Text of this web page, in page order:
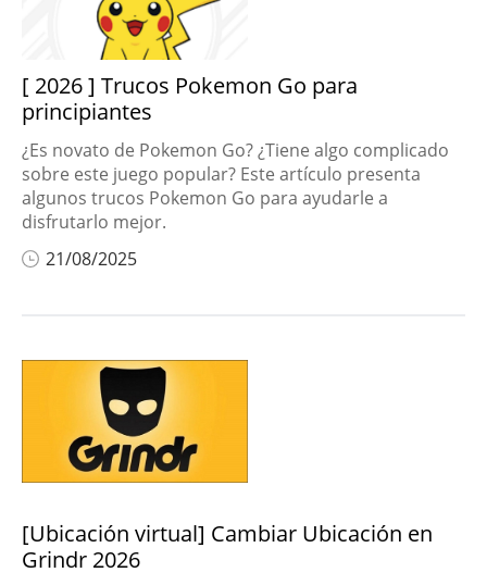
[ 2026 ] Trucos Pokemon Go para
principiantes
¿Es novato de Pokemon Go? ¿Tiene algo complicado
sobre este juego popular? Este artículo presenta
algunos trucos Pokemon Go para ayudarle a
disfrutarlo mejor.
21/08/2025
[Ubicación virtual] Cambiar Ubicación en
Grindr 2026